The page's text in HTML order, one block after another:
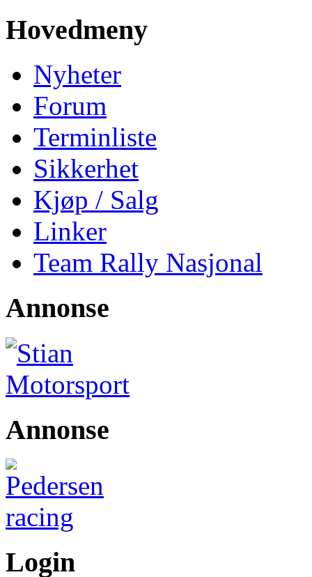
Hovedmeny
Nyheter
Forum
Terminliste
Sikkerhet
Kjøp / Salg
Linker
Team Rally Nasjonal
Annonse
Annonse
Login